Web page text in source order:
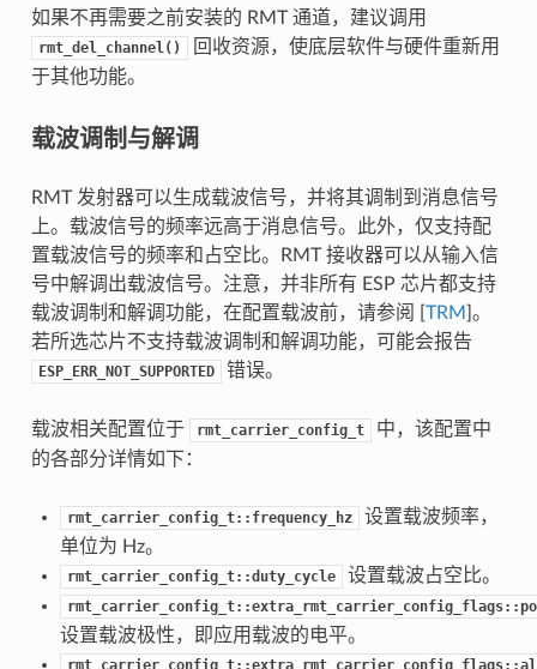
如果不再需要之前安装的 RMT 通道，建议调用
rmt_del_channel()
回收资源，使底层软件与硬件重新用
于其他功能。
载波调制与解调
RMT 发射器可以生成载波信号，并将其调制到消息信号
上。载波信号的频率远高于消息信号。此外，仅支持配
置载波信号的频率和占空比。RMT 接收器可以从输入信
号中解调出载波信号。注意，并非所有 ESP 芯片都支持
载波调制和解调功能，在配置载波前，请参阅 [ TRM ]。
若所选芯片不支持载波调制和解调功能，可能会报告
ESP_ERR_NOT_SUPPORTED 错误。
载波相关配置位于 rmt_carrier_config_t
中，该配置中
的各部分详情如下：
rmt_carrier_config_t::frequency_hz
设置载波频率，
单位为 Hz。
rmt_carrier_config_t::duty_cycle 设置载波占空比。
设置载波极性，即应用载波的电平。